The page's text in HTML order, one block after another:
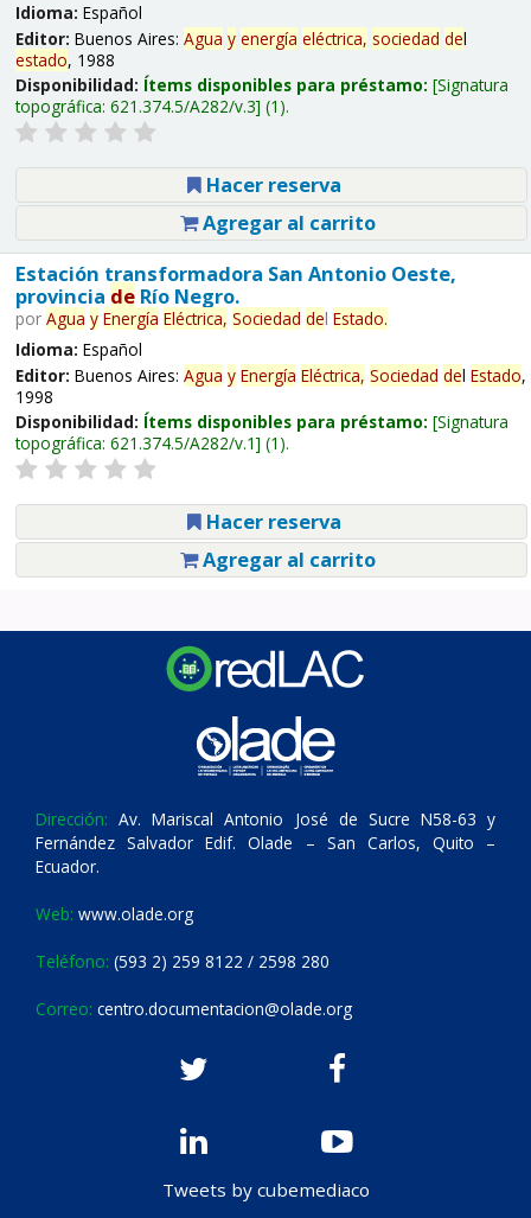
Idioma: Español
Editor: Buenos Aires: Agua y energía eléctrica, sociedad del
estado, 1988
Disponibilidad: Ítems disponibles para préstamo: Signatura
topográfica: 621.374.5/A282/v.3 (1).
Hacer reserva
Agregar al carrito
Estación transformadora San Antonio Oeste,
provincia deRío Negro.
por Agua y Energía Eléctrica, Sociedad del Estado.
Idioma: Español
Editor: Buenos Aires: Agua y Energía Eléctrica, Sociedad del Estado,
1998
Disponibilidad: Ítems disponibles para préstamo: Signatura
topográfica: 621.374.5/A282/v.1 (1).
Hacer reserva
Agregar al carrito
Dirección: Av. Mariscal Antonio José de Sucre N58-63 y
Fernández Salvador Edif. Olade – San Carlos, Quito –
Ecuador.
Web: www.olade.org
Teléfono: (593 2) 259 8122 / 2598 280
Correo: centro.documentacion@olade.org
Tweets by cubemediaco